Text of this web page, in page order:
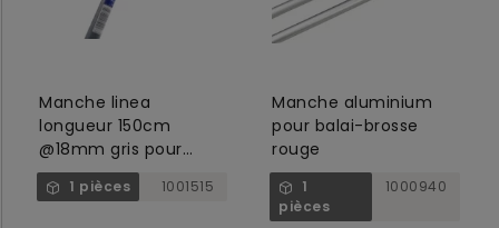
Manche linea
longueur 150cm
@18mm gris pour
toutes les brosses
linea1 pièces 1001515
Manche aluminium
pour balai-brosse
rouge
1
pièces
1000940